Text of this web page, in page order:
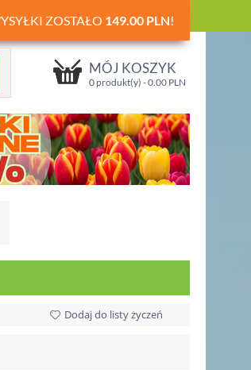
ZOSTAŁO 149.00 PLN!
MÓJ KOSZYK
0 produkt(y) -0.00 PLN
Dodaj do listy życzeń